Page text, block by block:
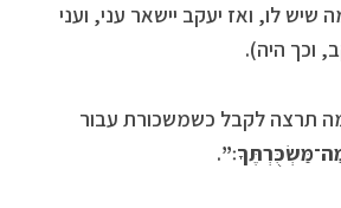
לו, ואז יעקב יישאר עני, ועני
וכך היה).
מה תרצה לקבל כשמשכורת עבור
.